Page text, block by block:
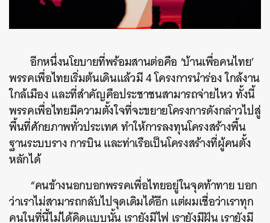
อีกหนึ่งนโยบายที่พร้อมสานต่อคือ ‘บ้านเพื่อคนไทย’
พรรคเพื่อไทยเริ่มต้นเดินแล้วมี 4 โครงการนำร่อง ใกล้งาน
ใกล้เมือง และที่สำคัญคือประชาชนสามารถจ่ายไหว ทั้งนี้
พรรคเพื่อไทยมีความตั้งใจที่จะขยายโครงการดังกล่าวไปสู่
พื้นที่ศักยภาพทั่วประเทศ ทำให้การลงทุนโครงสร้างพื้น
ฐานระบบราง การบิน และท่าเรือเป็นโครงสร้างที่ผู้คนตั้ง
หลักได้
“คนข้างนอกบอกพรรคเพื่อไทยอยู่ในจุดท้าทาย บอก
ว่าเราไม่สามารถกลับไปจุดเดิมได้อีก แต่ผมเชื่อว่าเราทุก
คนในที่นี้ไม่ได้คิดแบบนั้น เรายังมีไฟ เรายังมีฝัน เรายังมี